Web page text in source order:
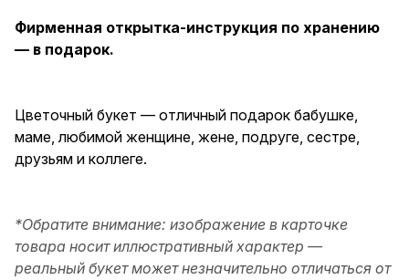
Фирменная открытка-инструкция по хранению
— в подарок.
Цветочный букет — отличный подарок бабушке,
маме, любимой женщине, жене, подруге, сестре,
друзьям и коллеге.
*Обратите внимание: изображение в карточке
товара носит иллюстративный характер —
реальный букет может незначительно отличаться от